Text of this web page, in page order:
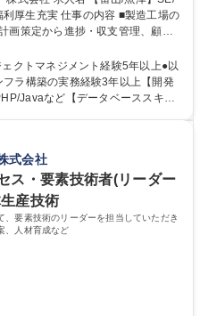
内容 ■製造工場の
画策定から進捗・収支管理、顧客
画提案から設計、運用まで一貫し
割です。 ◎製造現場の生
、プロジェクトを完遂に導きま
守まで各フェーズを統括し、進
Javaなど 【データベーススキ
クトマネジメント経験5年以上●以
ラ構築の実務経験3年以上【開発
Javaなど【データベーススキ
ップを発揮できる方 ■柔軟性があ
式会社
ス・要素技術者(リーダー
産技術
要素技術のリーダーを担当していただき
、人材育成など